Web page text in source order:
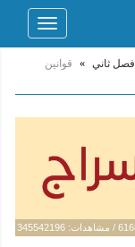
Toggle
فصل ثاني »
قوانين